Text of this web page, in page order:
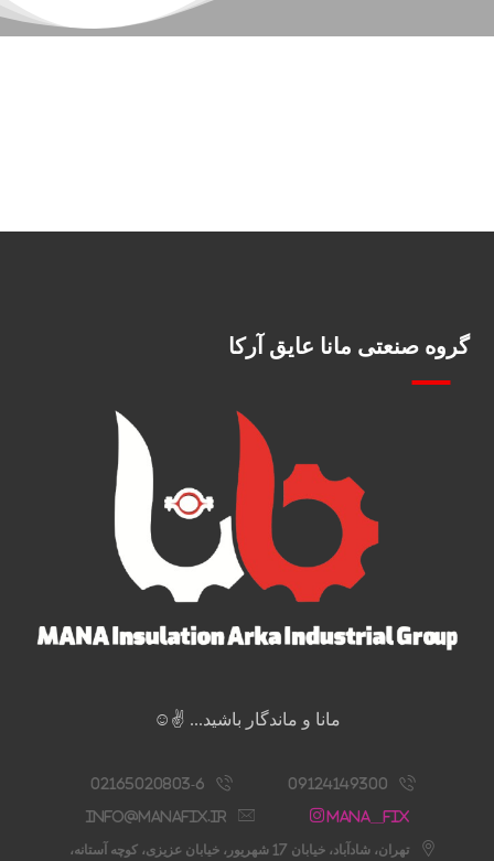
گروه صنعتی مانا عایق آرکا
مانا و ماندگار باشید... ✌️☺️
09124149300
02165020803-6
Mana__fix
info@manafix.ir
تهران، شادآباد، خیابان 17 شهریور، خیابان عزیزی، کوچه آستانه،